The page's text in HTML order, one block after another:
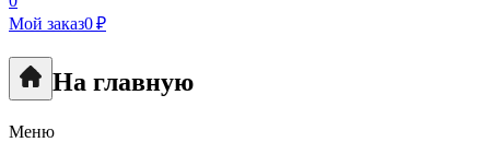
Мой заказ0 ₽
На главную
Меню